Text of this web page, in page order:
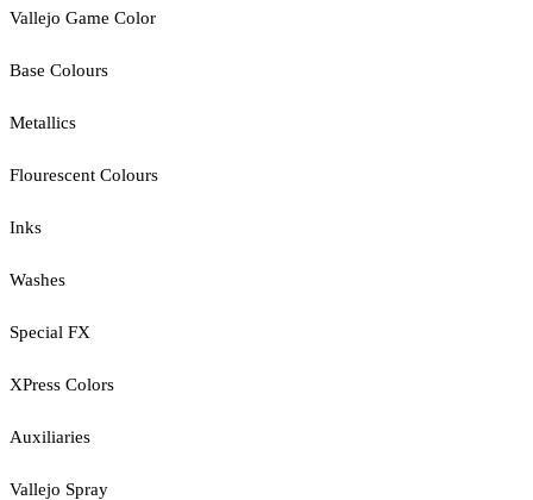
Vallejo Game Color
Base Colours
Metallics
Flourescent Colours
Inks
Washes
Special FX
XPress Colors
Auxiliaries
Vallejo Spray